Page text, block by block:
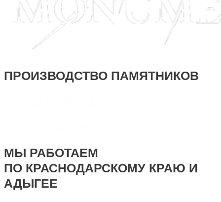
ПРОИЗВОДСТВО ПАМЯТНИКОВ
МЫ РАБОТАЕМ
ПО КРАСНОДАРСКОМУ КРАЮ И
АДЫГЕЕ